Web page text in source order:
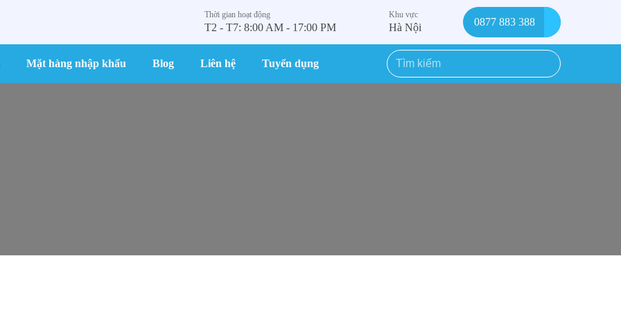
Thời gian hoạt động
T2 - T7: 8:00 AM - 17:00 PM
Khu vực
Hà Nội 0877 883 388
Mặt hàng nhập khẩu Blog Liên hệ Tuyển dụng